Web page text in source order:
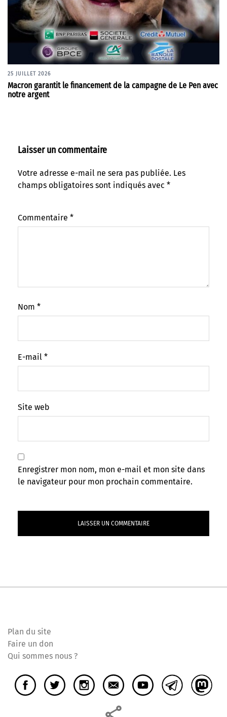
25 JUILLET 2026
Macron garantit le financement de la campagne de Le Pen avec
notre argent
Laisser un commentaire
Votre adresse e-mail ne sera pas publiée. Les
champs obligatoires sont indiqués avec *
Commentaire *
Nom *
E-mail *
Site web
Enregistrer mon nom, mon e-mail et mon site dans
le navigateur pour mon prochain commentaire.
Plan du site
Faire un don
Qui sommes nous ?